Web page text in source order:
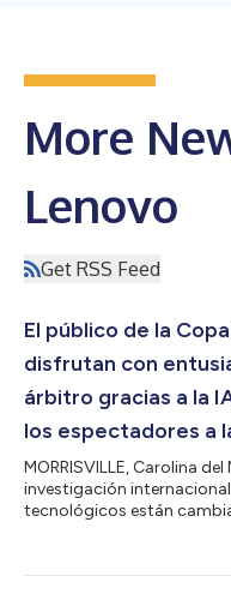
More
Lenovo
Get RSS Feed
El público de la
disfrutan con
árbitro gracias a la
los espectadores a
MORRISVILLE, Carolina
investigación
tecnológicos están
que nunca de la acción.